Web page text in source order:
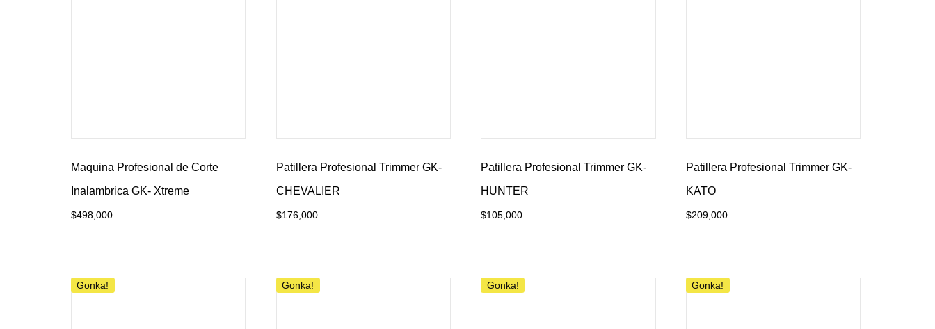
Maquina Profesional de Corte
Inalambrica GK- Xtreme
$498,000
Patillera Profesional Trimmer GK-
CHEVALIER
$176,000
Patillera Profesional Trimmer GK-
HUNTER
$105,000
Patillera Profesional Trimmer GK-
KATO
$209,000
Gonka! Gonka! Gonka! Gonka!